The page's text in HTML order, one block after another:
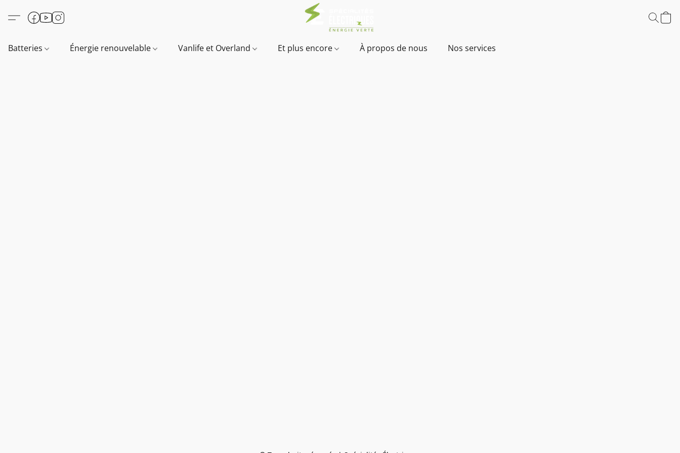
Batteries Énergie renouvelable Vanlife et Overland Et plus encore À propos de nous Nos services